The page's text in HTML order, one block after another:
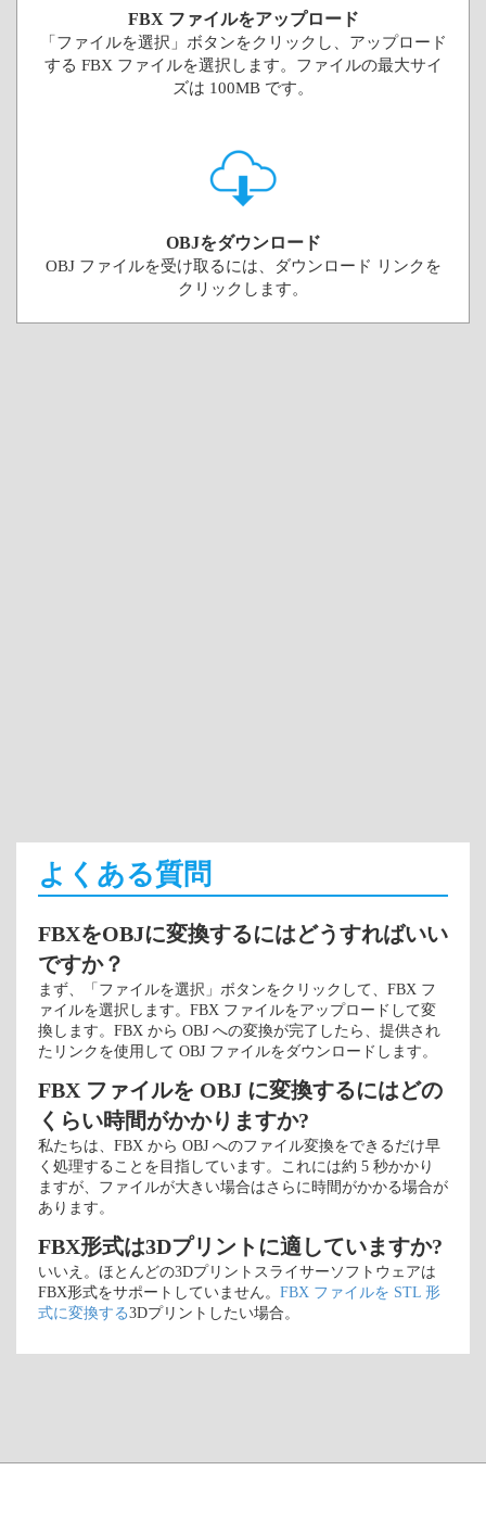
FBX ファイルをアップロード
「ファイルを選択」ボタンをクリックし、アップロード
する FBX ファイルを選択します。ファイルの最大サイ
ズは 100MB です。
OBJをダウンロード
OBJ ファイルを受け取るには、ダウンロード リンクを
クリックします。
よくある質問
FBXをOBJに変換するにはどうすればいい
ですか？
まず、「ファイルを選択」ボタンをクリックして、FBX フ
ァイルを選択します。FBX ファイルをアップロードして変
換します。FBX から OBJ への変換が完了したら、提供され
たリンクを使用して OBJ ファイルをダウンロードします。
FBX ファイルを OBJ に変換するにはどの
くらい時間がかかりますか?
私たちは、FBX から OBJ へのファイル変換をできるだけ早
く処理することを目指しています。これには約 5 秒かかり
ますが、ファイルが大きい場合はさらに時間がかかる場合が
あります。
FBX形式は3Dプリントに適していますか?
いいえ。ほとんどの3Dプリントスライサーソフトウェアは
FBX形式をサポートしていません。 FBX ファイルを STL 形
式に変換する3Dプリントしたい場合。